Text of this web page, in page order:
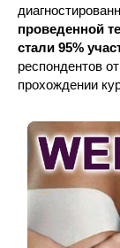
проведенной
стали 95%
респондентов
прохождении